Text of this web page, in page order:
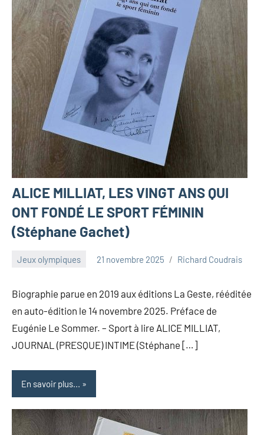
ALICE MILLIAT, LES VINGT ANS QUI
ONT FONDÉ LE SPORT FÉMININ
(Stéphane Gachet)
Jeux olympiques 21 novembre 2025 Richard Coudrais
Biographie parue en 2019 aux éditions La Geste, rééditée
en auto-édition le 14 novembre 2025. Préface de
Eugénie Le Sommer. – Sport à lire ALICE MILLIAT,
JOURNAL (PRESQUE) INTIME (Stéphane […]
En savoir plus...